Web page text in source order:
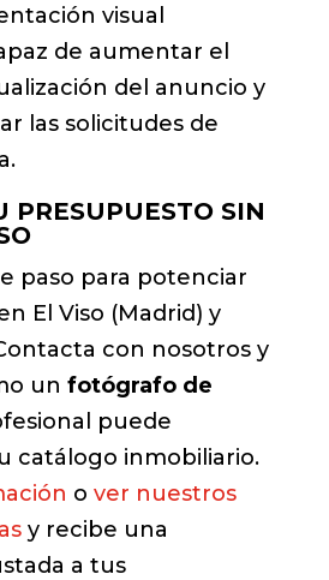
visual
de aumentar el
del anuncio y
las solicitudes de
PRESUPUESTO SIN
paso para potenciar
El Viso (Madrid) y
con nosotros y
un fotógrafo de
puede
catálogo inmobiliario.
o ver nuestros
y recibe una
a tus